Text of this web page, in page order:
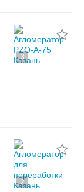
3
2